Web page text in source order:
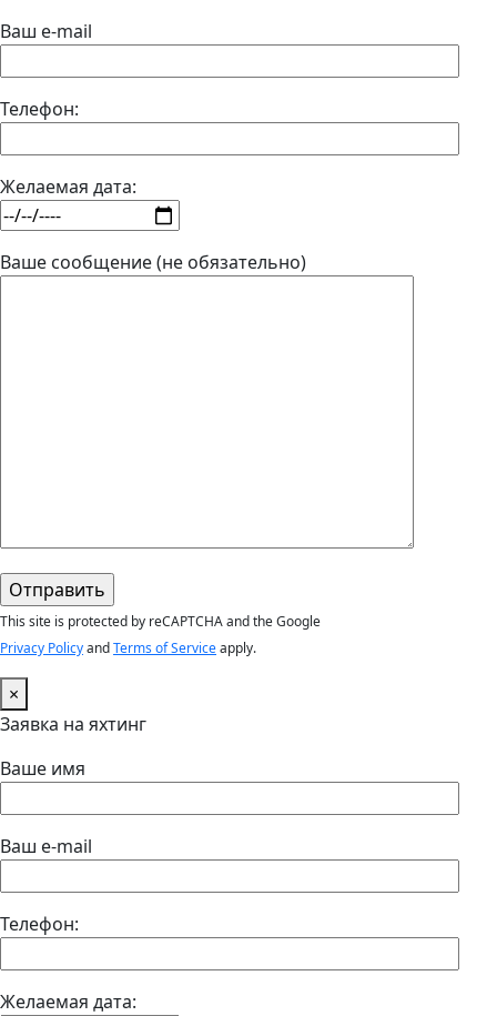
Ваш e-mail
Телефон:
Желаемая дата:
Ваше сообщение (не обязательно)
This site is protected by reCAPTCHA and the Google
Privacy PolicyandTerms of Serviceapply.
×
Заявка на яхтинг
Ваше имя
Ваш e-mail
Телефон:
Желаемая дата: